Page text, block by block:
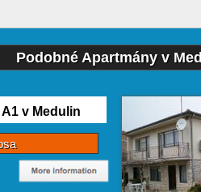
Podobné Apartmány v
v Medulin